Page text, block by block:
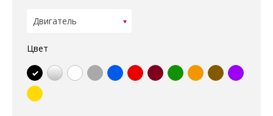
Цвет